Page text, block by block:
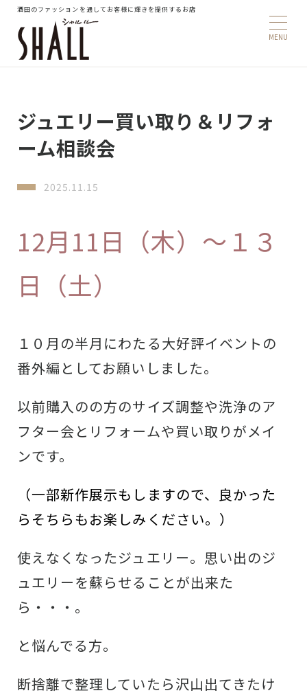
酒田のファッションを通してお客様に輝きを提供するお店
ジュエリー買い取り＆リフォ
ーム相談会
2025.11.15
12月11日（木）～１３
日（土）
１０月の半月にわたる大好評イベントの
番外編としてお願いしました。
以前購入のの方のサイズ調整や洗浄のア
フター会とリフォームや買い取りがメイ
ンです。
（一部新作展示もしますので、良かった
らそちらもお楽しみください。）
使えなくなったジュエリー。思い出のジ
ュエリーを蘇らせることが出来た
ら・・・。
と悩んでる方。
断捨離で整理していたら沢山出てきたけ